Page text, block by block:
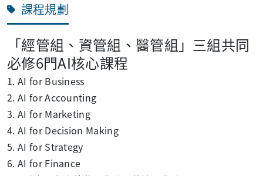
課程規劃
「經管組、資管組、醫管組」三組共同
必修6門AI核心課程
1. AI for Business
2. AI for Accounting
3. AI for Marketing
4. AI for Decision Making
5. AI for Strategy
6. AI for Finance